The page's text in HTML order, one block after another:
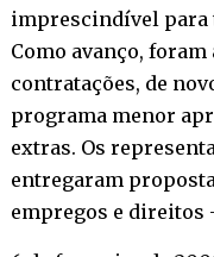
imprescindível
Como avanço, foram
contratações, de
programa menor
extras. Os
entregaram
empregos e direitos